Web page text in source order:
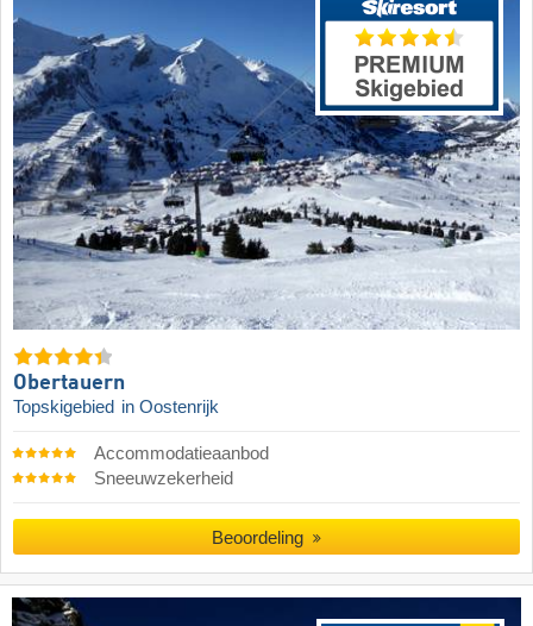
Obertauern
Topskigebied in Oostenrijk
Accommodatieaanbod
Sneeuwzekerheid
Beoordeling